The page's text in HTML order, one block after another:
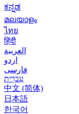
ಕನ್ನಡ
മലയാളം
ไทย
हिंदी
العربية
اردو
فارسی
עִברִית
中文 (简体)
日本語
한국어